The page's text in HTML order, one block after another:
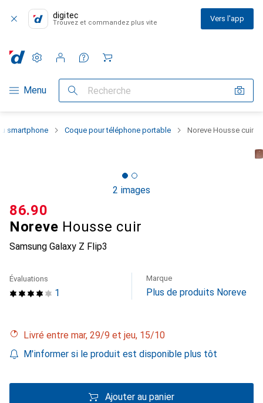
digitec
Trouvez et commandez plus vite Vers l'app
Navigation par catégorie
Menu Recherche
Paramètres
Compte client
Listes de comparaison
Listes d'envies
Panier
smartphone Coque pour téléphone portable Noreve Housse cuir
2 images
Noreve Housse cuir
Samsung Galaxy Z Flip3
CHF
86.90
1
Évaluations Marque
Plus de produits Noreve
Livré entre mar, 29/9 et jeu, 15/10
M'informer si le produit est disponible plus tôt
Ajouter au panier